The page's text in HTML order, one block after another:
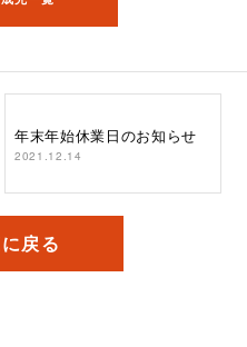
年末年始休業日のお知らせ
2021.12.14
戻る